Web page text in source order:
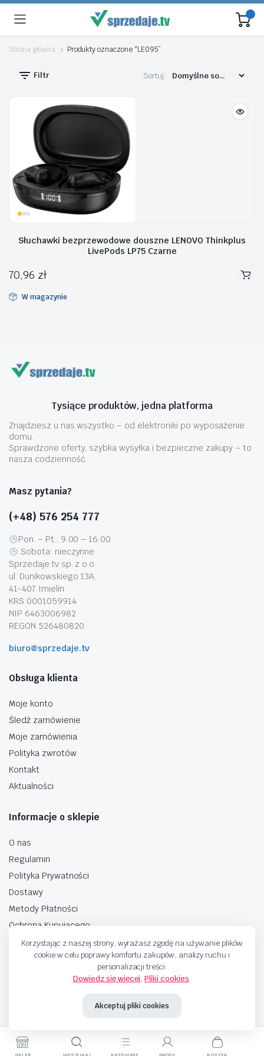
Strona główna Produkty oznaczone “LE095”
Filtr Sortuj:
Słuchawki bezprzewodowe douszne LENOVO Thinkplus
LivePods LP75 Czarne
70,96 zł
W magazynie
Tysiące produktów, jedna platforma
Znajdziesz u nas wszystko – od elektroniki po wyposażenie
domu.
Sprawdzone oferty, szybka wysyłka i bezpieczne zakupy – to
nasza codzienność.
Masz pytania?
(+48) 576 254 777
Pon. – Pt.: 9:00 – 16:00
Sobota: nieczynne
Sprzedaje.tv sp. z o.o.
ul. Dunikowskiego 13A,
41-407 Imielin
KRS 0001059914
NIP 6463006982
REGON 526480820
biuro@sprzedaje.tv
Obsługa klienta
Moje konto
Śledź zamówienie
Moje zamówienia
Polityka zwrotów
Kontakt
Aktualności
Informacje o sklepie
O nas
Regulamin
Polityka Prywatności
Dostawy
Metody Płatności
Ochrona Kupującego
Metody Płatnosci
Korzystając z naszej strony, wyrażasz zgodę na używanie plików
cookie w celu poprawy komfortu zakupów, analizy ruchu i
personalizacji treści.
Dowiedz się więcej,Pliki cookies.
Akceptuj pliki cookies